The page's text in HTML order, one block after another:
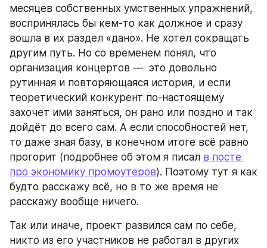
месяцев собственных умственных упражнений,
воспринялась бы кем-то как должное и сразу
вошла в их раздел «дано». Не хотел сокращать
другим путь. Но со временем понял, что
организация концертов —  это довольно
рутинная и повторяющаяся история, и если
теоретический конкурент по-настоящему
захочет ими заняться, он рано или поздно и так
дойдёт до всего сам. А если способностей нет,
то даже зная базу, в конечном итоге всё равно
прогорит (подробнее об этом я писал в посте
про экономику промоутеров). Поэтому тут я как
будто расскажу всё, но в то же время не
расскажу вообще ничего.
Так или иначе, проект развился сам по себе,
никто из его участников не работал в других